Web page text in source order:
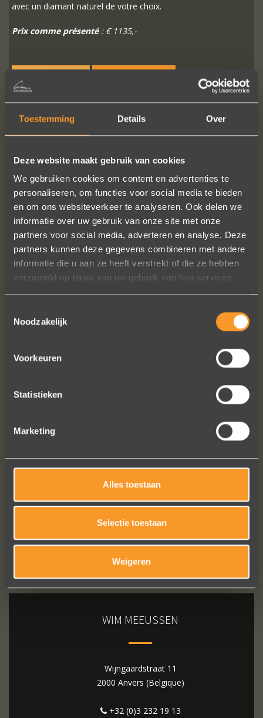
Toestemming Details Over
Deze website maakt gebruik van cookies
We gebruiken cookies om content en advertenties te
personaliseren, om functies voor social media te bieden
en om ons websiteverkeer te analyseren. Ook delen we
informatie over uw gebruik van onze site met onze
partners voor social media, adverteren en analyse. Deze
partners kunnen deze gegevens combineren met andere
informatie die u aan ze heeft verstrekt of die ze hebben
verzameld op basis van uw gebruik van hun services.
Noodzakelijk
Voorkeuren
Statistieken
Marketing
Alles toestaan
Selectie toestaan
Weigeren
avec un diamant naturel de votre choix.
Prix comme présenté: € 1135,-
PLUS D'INFO
A+ voor ontwerp, klantenservice.
Bedankt voor al je inspanningen en
geduld toen we deze ringen
ontdekten. Ze zijn gewoonweg perfect
jaar lang online naar ringen gekeken,
WIM MEEUSSEN
Wijngaardstraat 11
2000 Anvers (Belgique)
+32 (0)3 232 19 13